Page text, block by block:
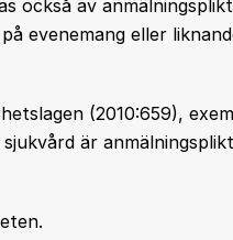
också av
evenemang eller
(2010:659),
är